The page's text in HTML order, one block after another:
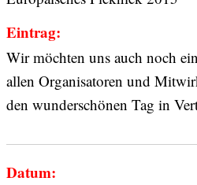
Eintrag:
Wir möchten uns auch noch
allen Organisatoren und
den wunderschönen Tag in
Datum: